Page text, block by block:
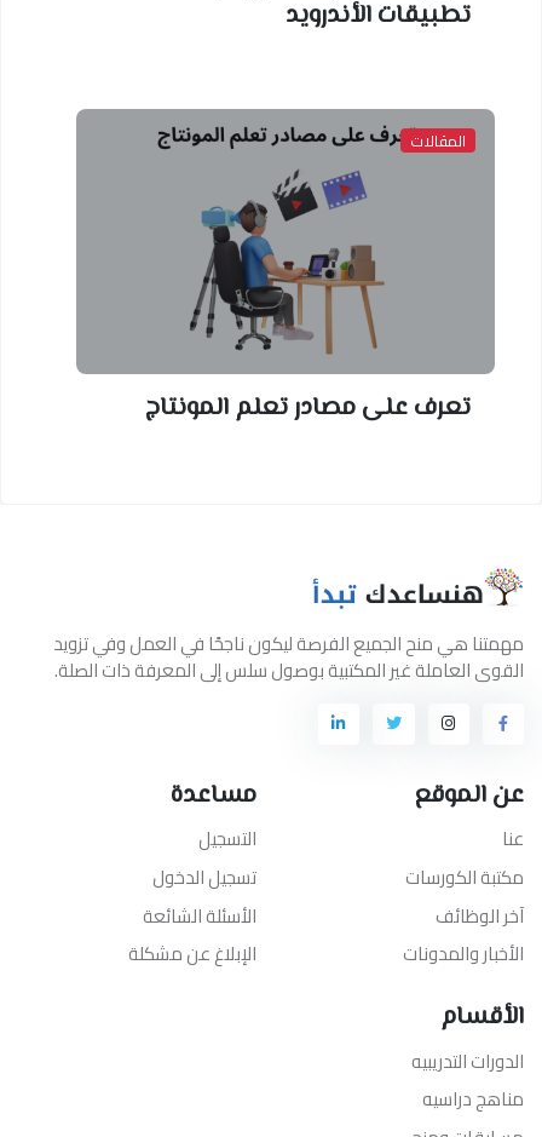
تطبيقات الأندرويد
المقالات
تعرف على مصادر تعلم المونتاج
مهمتنا هي منح الجميع الفرصة ليكون ناجحًا في العمل وفي تزويد
القوى العاملة غير المكتبية بوصول سلس إلى المعرفة ذات الصلة.
عن الموقع
عنا
مكتبة الكورسات
آخر الوظائف
الأخبار والمدونات
مساعدة
التسجيل
تسجيل الدخول
الأسئلة الشائعة
الإبلاغ عن مشكلة
الأقسام
الدورات التدريبيه
مناهج دراسيه